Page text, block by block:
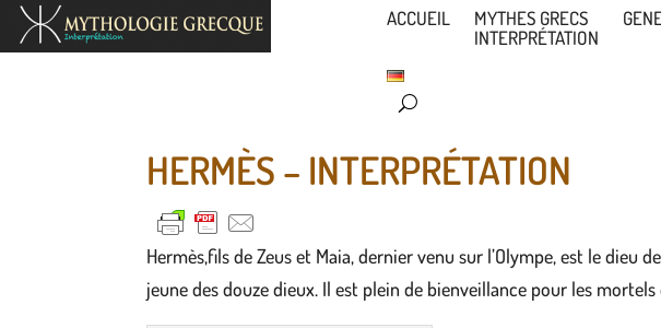
ACCUEIL
MYTHES GRECS
INTERPRÉTATION
HERMÈS – INTERPRÉTATION
Hermès,fils de Zeus et Maia, dernier venu sur l’Olympe, est le
jeune des douze dieux. Il est plein de bienveillance pour les